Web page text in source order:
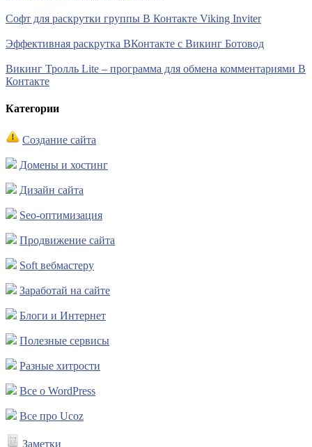
Софт для раскрутки группы В Контакте Viking Inviter
Эффективная раскрутка ВКонтакте с Викинг Ботовод
Викинг Тролль Lite – программа для обмена комментариями В
Контакте
Категории
Создание сайта
Домены и хостинг
Дизайн сайта
Seo-оптимизация
Продвижение сайта
Soft вебмастеру
Заработай на сайте
Блоги и Интернет
Полезные сервисы
Разные хитрости
Все о WordPress
Все про Ucoz
Заметки